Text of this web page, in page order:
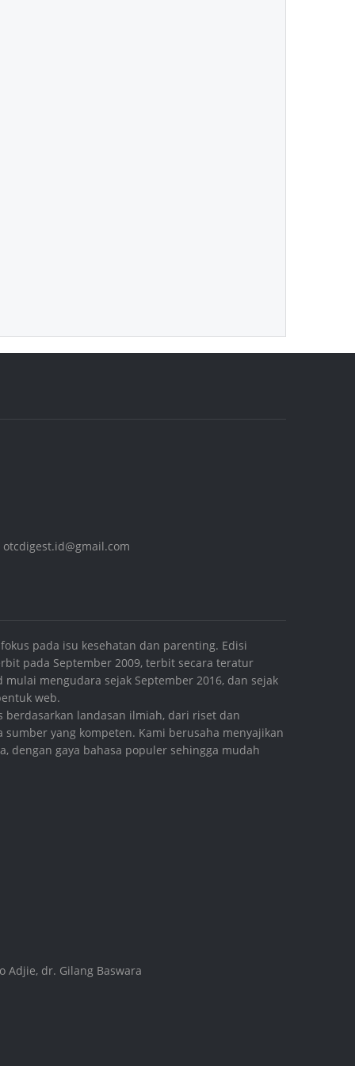
otcdigest.id@gmail.com
pada isu kesehatan dan parenting. Edisi
pada September 2009, terbit secara teratur
mengudara sejak September 2016, dan sejak
web.
berdasarkan landasan ilmiah, dari riset dan
yang kompeten. Kami berusaha menyajikan
dengan gaya bahasa populer sehingga mudah
Adjie, dr. Gilang Baswara